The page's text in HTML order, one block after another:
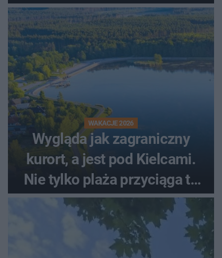
zupełnie innego
WAKACJE 2026
Wygląda jak zagraniczny
kurort, a jest pod Kielcami.
Nie tylko plaża przyciąga tu
ludzi